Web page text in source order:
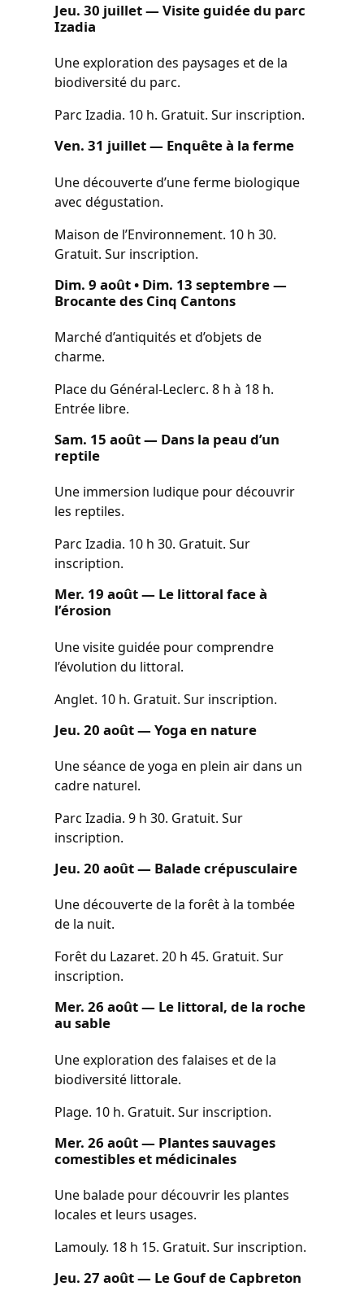
Jeu. 30 juillet — Visite guidée du parc
Izadia
Une exploration des paysages et de la
biodiversité du parc.
Parc Izadia. 10 h. Gratuit. Sur inscription.
Ven. 31 juillet — Enquête à la ferme
Une découverte d’une ferme biologique
avec dégustation.
Maison de l’Environnement. 10 h 30.
Gratuit. Sur inscription.
Dim. 9 août • Dim. 13 septembre —
Brocante des Cinq Cantons
Marché d’antiquités et d’objets de
charme.
Place du Général-Leclerc. 8 h à 18 h.
Entrée libre.
Sam. 15 août — Dans la peau d’un
reptile
Une immersion ludique pour découvrir
les reptiles.
Parc Izadia. 10 h 30. Gratuit. Sur
inscription.
Mer. 19 août — Le littoral face à
l’érosion
Une visite guidée pour comprendre
l’évolution du littoral.
Anglet. 10 h. Gratuit. Sur inscription.
Jeu. 20 août — Yoga en nature
Une séance de yoga en plein air dans un
cadre naturel.
Parc Izadia. 9 h 30. Gratuit. Sur
inscription.
Jeu. 20 août — Balade crépusculaire
Une découverte de la forêt à la tombée
de la nuit.
Forêt du Lazaret. 20 h 45. Gratuit. Sur
inscription.
Mer. 26 août — Le littoral, de la roche
au sable
Une exploration des falaises et de la
biodiversité littorale.
Plage. 10 h. Gratuit. Sur inscription.
Mer. 26 août — Plantes sauvages
comestibles et médicinales
Une balade pour découvrir les plantes
locales et leurs usages.
Lamouly. 18 h 15. Gratuit. Sur inscription.
Jeu. 27 août — Le Gouf de Capbreton